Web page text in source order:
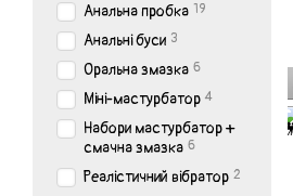
Анальна пробка 19
Анальні буси 3
Оральна змазка 6
Міні-мастурбатор 4
Набори мастурбатор +
смачна змазка 6
Реалістичний вібратор 2